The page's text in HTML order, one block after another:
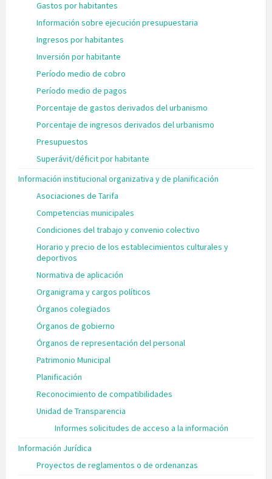
Gastos por habitantes
Información sobre ejecución presupuestaria
Ingresos por habitantes
Inversión por habitante
Período medio de cobro
Período medio de pagos
Porcentaje de gastos derivados del urbanismo
Porcentaje de ingresos derivados del urbanismo
Presupuestos
Superávit/déficit por habitante
Información institucional organizativa y de planificación
Asociaciones de Tarifa
Competencias municipales
Condiciones del trabajo y convenio colectivo
Horario y precio de los establecimientos culturales y
deportivos
Normativa de aplicación
Organigrama y cargos políticos
Órganos colegiados
Órganos de gobierno
Órganos de representación del personal
Patrimonio Municipal
Planificación
Reconocimiento de compatibilidades
Unidad de Transparencia
Informes solicitudes de acceso a la información
Información Jurídica
Proyectos de reglamentos o de ordenanzas